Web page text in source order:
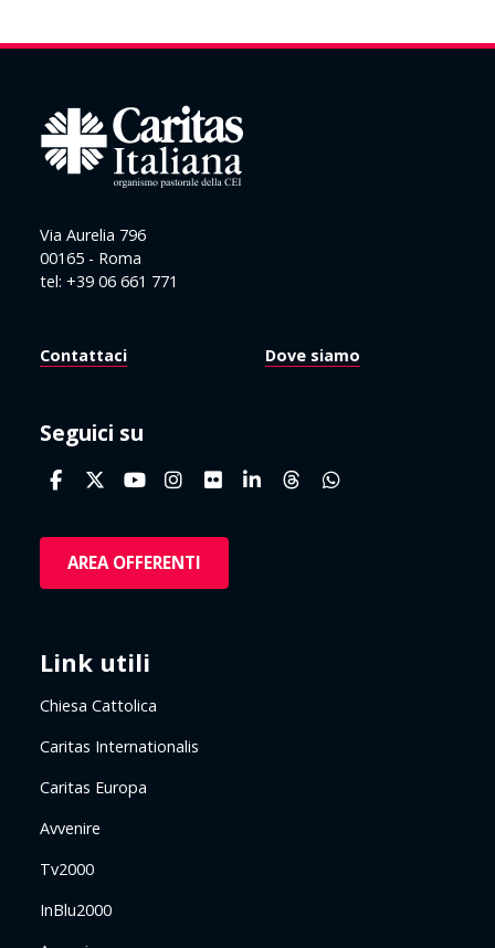
Via Aurelia 796
00165 - Roma
tel: +39 06 661 771
Contattaci Dove siamo
Seguici su
AREA OFFERENTI
Link utili
Chiesa Cattolica
Caritas Internationalis
Caritas Europa
Avvenire
Tv2000
InBlu2000